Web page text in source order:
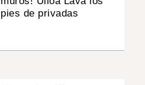
pies de privadas